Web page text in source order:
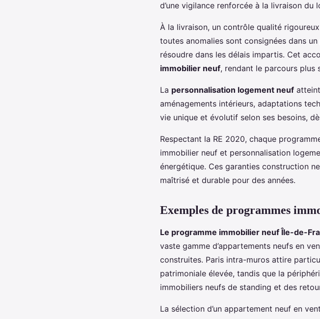
d’une vigilance renforcée à la livraison du
À la livraison, un contrôle qualité
toutes anomalies sont consignées dans
résoudre dans les délais impartis. Cet
immobilier neuf, rendant le parcours plus
La personnalisation logement neuf
aménagements intérieurs, adaptations
vie unique et évolutif selon ses besoins,
Respectant la RE 2020, chaque
immobilier neuf et personnalisation
énergétique. Ces garanties construction
maîtrisé et durable pour des années.
Exemples de programmes
Le programme immobilier neuf Île-de-
vaste gamme d’appartements neufs en
construites. Paris intra-muros attire
patrimoniale élevée, tandis que la
immobiliers neufs de standing et des
La sélection d’un appartement neuf en